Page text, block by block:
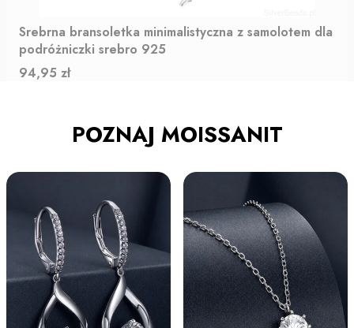
Srebrna bransoletka minimalistyczna z samolotem dla
podróżniczki srebro 925
Cena
94,95 zł
POZNAJ MOISSANIT